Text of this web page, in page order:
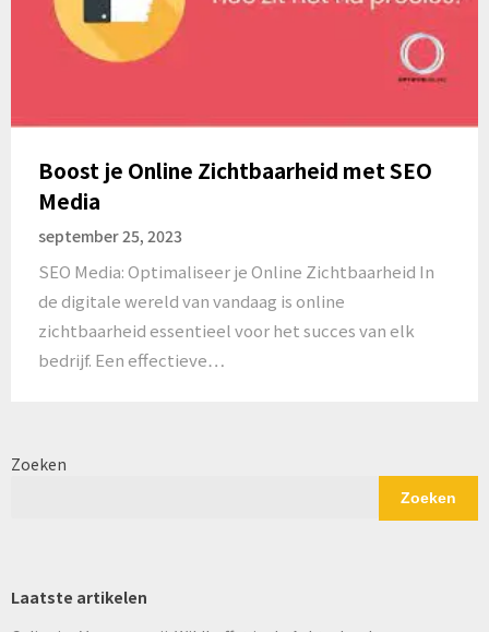
Boost je Online Zichtbaarheid met SEO
Media
september 25, 2023
SEO Media: Optimaliseer je Online Zichtbaarheid In
de digitale wereld van vandaag is online
zichtbaarheid essentieel voor het succes van elk
bedrijf. Een effectieve…
Zoeken
Zoeken
Laatste artikelen